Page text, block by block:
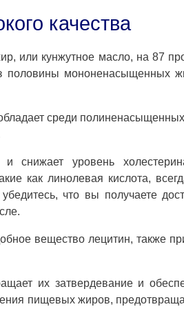
качества
или кунжутное масло, на 87
половины мононенасыщенных
среди
и снижает уровень
как линолевая кислота,
что вы получаете
вещество лецитин, также
их затвердевание и
пищевых жиров,